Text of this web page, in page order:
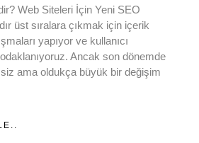
Web Siteleri İçin Yeni SEO
üst sıralara çıkmak için içerik
yapıyor ve kullanıcı
Ancak son dönemde
ama oldukça büyük bir değişim